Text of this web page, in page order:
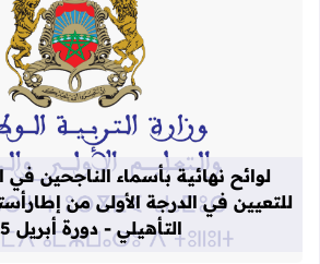
قراءة
لوائح نهائية بأسماء الناجحين في
للتعيين في الدرجة الأولى من
التأهيلي - دورة أبريل 2025